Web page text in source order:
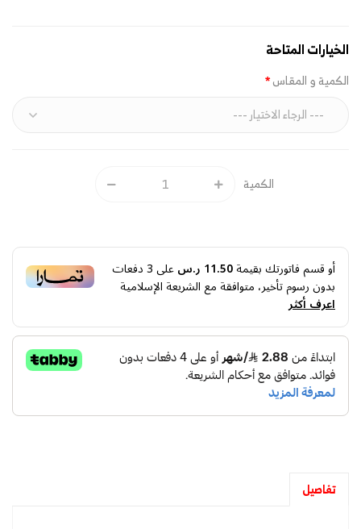
الخيارات المتاحة
الكمية و المقاس
الكمية
أو قسم فاتورتك بقيمة11.50 ر.س على3دفعات
بدون رسوم تأخير، متوافقة مع الشريعة الإسلامية
اعرف أكثر
تفاصيل